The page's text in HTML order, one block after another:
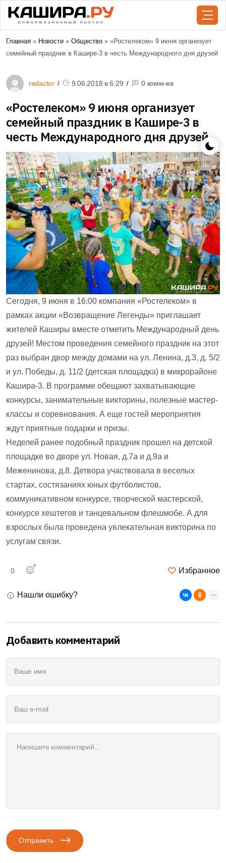
Главная » Новости » Общество » «Ростелеком» 9 июня организует
семейный праздник в Кашире-3 в честь Международного дня друзей
redactor 9.06.2018 в6:29 0 комм-ев
«Ростелеком» 9 июня организует
семейный праздник в Кашире-3 в
честь Международного дня друзей
Сегодня, 9 июня в 16:00 компания «Ростелеком» в
рамках акции «Возвращение Легенды» приглашает
жителей Каширы вместе отметить Международный день
друзей! Местом проведения семейного праздник на этот
раз выбран двор между домами на ул. Ленина, д.3, д. 5/2
и ул. Победы, д. 11/2 (детская площадка) в микрорайоне
Кашира-3. В программе обещают захватывающие
конкурсы, занимательные викторины, полезные мастер-
классы и соревнования. А еще гостей мероприятия
ждут приятные подарки и призы.
Неделей ранее подобный праздник прошел на детской
площадке во дворе ул. Новая, д.7а и д.9а и
Меженинова, д.8. Детвора участвовала в веселых
стартах, состязаниях юных футболистов,
коммуникативном конкурсе, творческой мастерской,
конкурсе хештегов и танцевальном флешмобе. А для
взрослых была проведена увлекательная викторина по
услугам связи.
0 Избранное
Нашли ошибку?
Добавить комментарий
Отправить